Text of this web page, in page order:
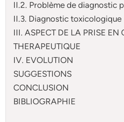
II.2. Problème de diagnostic
II.3. Diagnostic toxicologique
III. ASPECT DE LA PRISE EN
THERAPEUTIQUE
IV. EVOLUTION
SUGGESTIONS
CONCLUSION
BIBLIOGRAPHIE